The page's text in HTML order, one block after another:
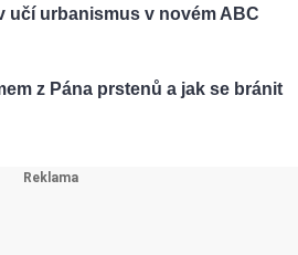
učí urbanismus v novém ABC
z Pána prstenů a jak se bránit